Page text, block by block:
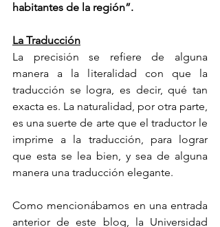
habitantes de la región”.
La Traducción
La precisión se refiere de alguna
manera a la literalidad con que la
traducción se logra, es decir, qué tan
exacta es. La naturalidad, por otra parte,
es una suerte de arte que el traductor le
imprime a la traducción, para lograr
que esta se lea bien, y sea de alguna
manera una traducción elegante.
Como mencionábamos en una entrada
anterior de este blog, la Universidad